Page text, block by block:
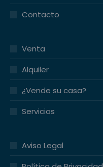
Contacto
Venta
Alquiler
¿Vende su casa?
Servicios
Aviso Legal